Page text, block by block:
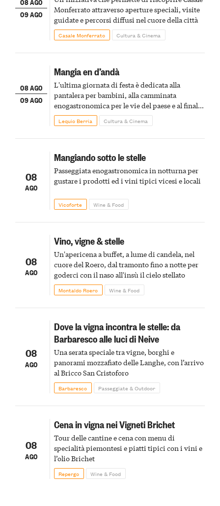
09 AGO
Monferrato attraverso aperture speciali, visite
guidate e percorsi diffusi nel cuore della città
Casale Monferrato Cultura & Cinema
08 AGO
09 AGO
Mangia en d’andà
L'ultima giornata di festa è dedicata alla
pantalera per bambini, alla camminata
enogastronomica per le vie del paese e al finale
pirotecnico
Lequio Berria Cultura & Cinema
08
AGO
Mangiando sotto le stelle
Passeggiata enogastronomica in notturna per
gustare i prodotti ed i vini tipici vicesi e locali
Vicoforte Wine & Food
08
AGO
Vino, vigne & stelle
Un'apericena a buffet, a lume di candela, nel
cuore del Roero, dal tramonto fino a notte per
goderci con il naso all'insù il cielo stellato
Montaldo Roero Wine & Food
08
AGO
Dove la vigna incontra le stelle: da
Barbaresco alle luci di Neive
Una serata speciale tra vigne, borghi e
panorami mozzafiato delle Langhe, con l’arrivo
al Bricco San Cristoforo
Barbaresco Passeggiate & Outdoor
08
AGO
Cena in vigna nei Vigneti Brichet
Tour delle cantine e cena con menu di
specialità piemontesi e piatti tipici con i vini e
l’olio Brichet
Repergo Wine & Food